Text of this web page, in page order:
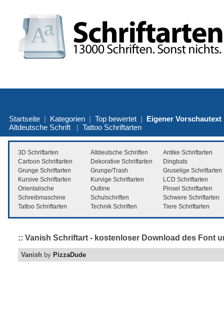
Startseite | Kategorien | Top bewertet | Eigener Vorschautext
Altdeutsche Schrift | Tattoo Schriftarten
3D Schriftarten Altdeutsche Schriften
Antike Schriftarten
Cartoon Schriftarten
Dekorative Schriftarten
Dingbats
Grunge Schriftarten
Grunge/Trash
Gruselige Schriftarten
Kursive Schriftarten
Kurvige Schriftarten
LCD Schriftarten
Orientalische
Outline
Pinsel Schriftarten
Schreibmaschine
Schulschriften
Schwere Schriftarten
Tattoo Schriftarten
Technik Schriften Tiere Schriftarten
:: Vanish Schriftart - kostenloser Download des Font
Vanish by PizzaDude